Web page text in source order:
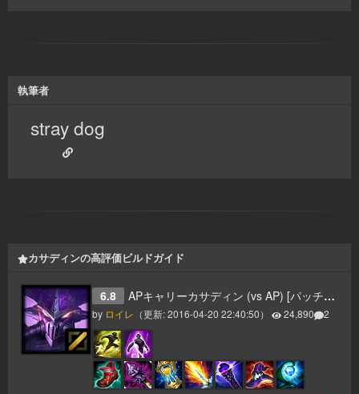
執筆者
stray dog
カサディンの高評価ビルドガイド
6.8 APキャリーカサディン (vs AP) [パッチ6.8]
by ロイレ （更新:2016-04-20 22:40:50） 24,890 2